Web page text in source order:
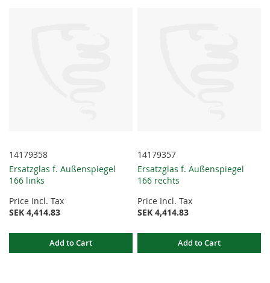
14179358
Ersatzglas f. Außenspiegel
166 links
Price Incl. Tax
SEK 4,414.83
Add to Cart
14179357
Ersatzglas f. Außenspiegel
166 rechts
Price Incl. Tax
SEK 4,414.83
Add to Cart